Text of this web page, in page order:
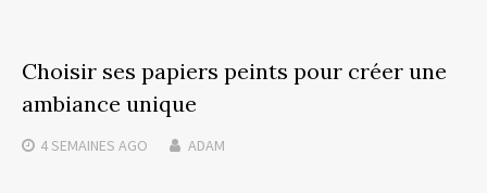
Choisir ses papiers peints pour créer une
ambiance unique
4 SEMAINES AGO ADAM